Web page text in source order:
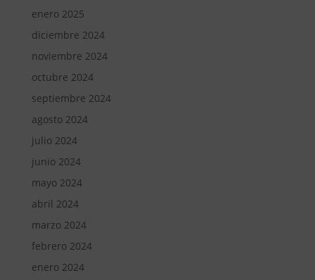
enero 2025
diciembre 2024
noviembre 2024
octubre 2024
septiembre 2024
agosto 2024
julio 2024
junio 2024
mayo 2024
abril 2024
marzo 2024
febrero 2024
enero 2024